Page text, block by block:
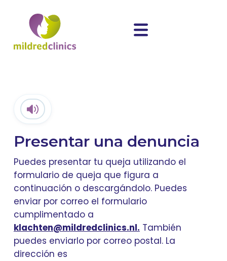
Presentar una denuncia
Puedes presentar tu queja utilizando el
formulario de queja que figura a
continuación o descargándolo. Puedes
enviar por correo el formulario
cumplimentado a
klachten@mildredclinics.nl. También
puedes enviarlo por correo postal. La
dirección es